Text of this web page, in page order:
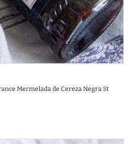
Mermelada de Cereza Negra St